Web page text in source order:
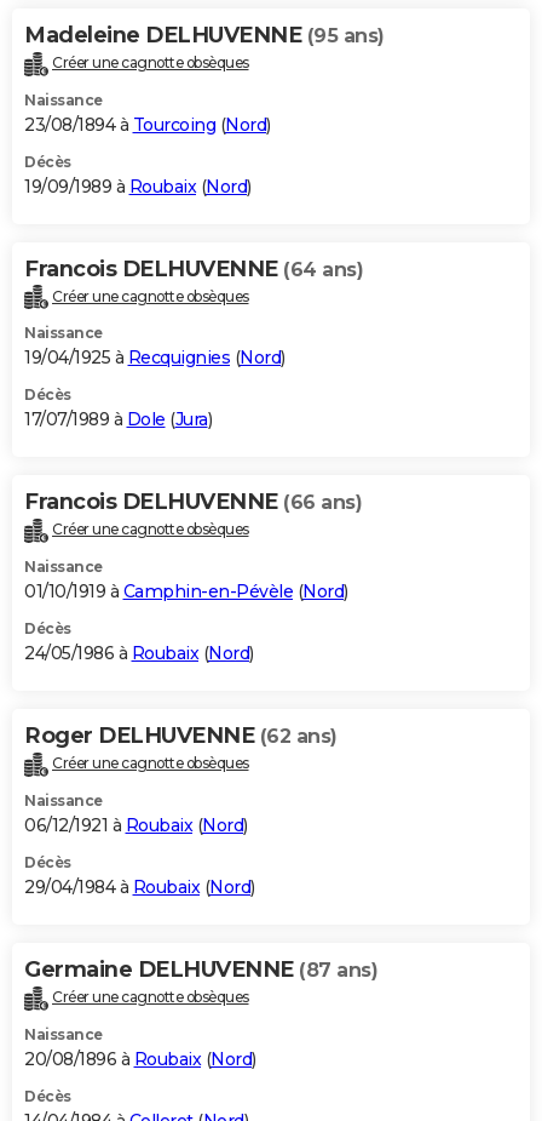
Madeleine DELHUVENNE (95 ans)
Créer une cagnotte obsèques
Naissance
23/08/1894 à Tourcoing (Nord)
Décès
19/09/1989 à Roubaix (Nord)
Francois DELHUVENNE (64 ans)
Créer une cagnotte obsèques
Naissance
19/04/1925 à Recquignies (Nord)
Décès
17/07/1989 à Dole (Jura)
Francois DELHUVENNE (66 ans)
Créer une cagnotte obsèques
Naissance
01/10/1919 à Camphin-en-Pévèle (Nord)
Décès
24/05/1986 à Roubaix(Nord)
Roger DELHUVENNE (62 ans)
Créer une cagnotte obsèques
Naissance
06/12/1921 à Roubaix(Nord)
Décès
29/04/1984 à Roubaix(Nord)
Germaine DELHUVENNE (87 ans)
Créer une cagnotte obsèques
Naissance
20/08/1896 à Roubaix(Nord)
Décès